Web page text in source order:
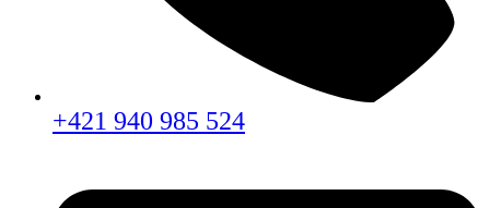
+421 940 985 524